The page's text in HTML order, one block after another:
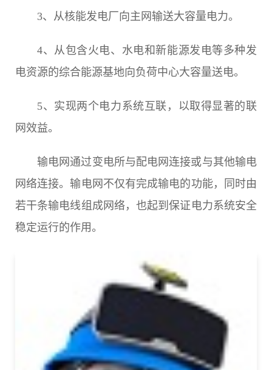
3、从核能发电厂向主网输送大容量电力。
4、从包含火电、水电和新能源发电等多种发
电资源的综合能源基地向负荷中心大容量送电。
5、实现两个电力系统互联，以取得显著的联
网效益。
输电网通过变电所与配电网连接或与其他输电
网络连接。输电网不仅有完成输电的功能，同时由
若干条输电线组成网络，也起到保证电力系统安全
稳定运行的作用。